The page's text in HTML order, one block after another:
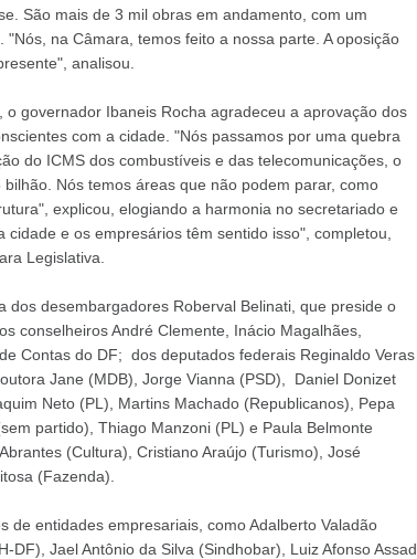
São mais de 3 mil obras em andamento, com um
na Câmara, temos feito a nossa parte. A oposição
analisou.
governador Ibaneis Rocha agradeceu a aprovação dos
com a cidade. "Nós passamos por uma quebra
do ICMS dos combustíveis e das telecomunicações, o
Nós temos áreas que não podem parar, como
explicou, elogiando a harmonia no secretariado e
e os empresários têm sentido isso", completou,
Legislativa.
desembargadores Roberval Belinati, que preside o
conselheiros André Clemente, Inácio Magalhães,
Contas do DF; dos deputados federais Reginaldo Veras
Jane (MDB), Jorge Vianna (PSD), Daniel Donizet
Neto (PL), Martins Machado (Republicanos), Pepa
partido), Thiago Manzoni (PL) e Paula Belmonte
(Cultura), Cristiano Araújo (Turismo), José
(Fazenda).
de entidades empresariais, como Adalberto Valadão
DF), Jael Antônio da Silva (Sindhobar), Luiz Afonso Assad